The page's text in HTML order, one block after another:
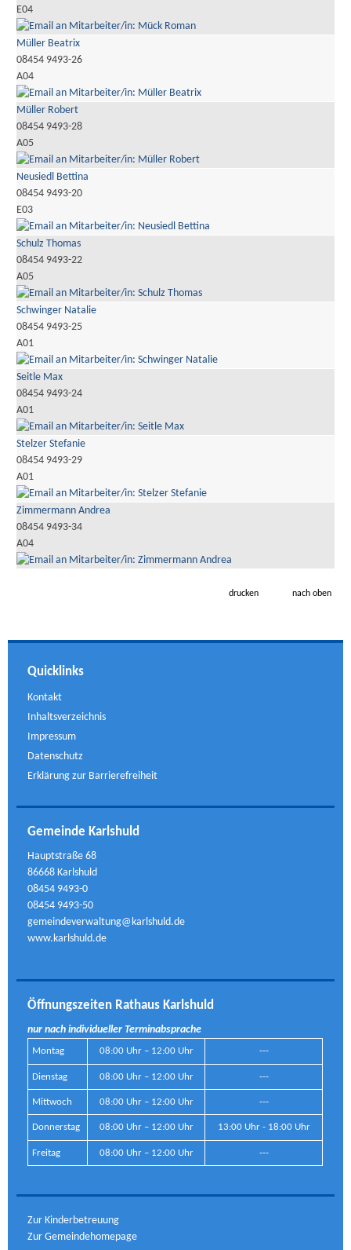
E04
Müller Beatrix
08454 9493-26
A04
Müller Robert
08454 9493-28
A05
Neusiedl Bettina
08454 9493-20
E03
Schulz Thomas
08454 9493-22
A05
Schwinger Natalie
08454 9493-25
A01
Seitle Max
08454 9493-24
A01
Stelzer Stefanie
08454 9493-29
A01
Zimmermann Andrea
08454 9493-34
A04
drucken nach oben
Quicklinks
Kontakt
Inhaltsverzeichnis
Impressum
Datenschutz
Erklärung zur Barrierefreiheit
Gemeinde Karlshuld
Hauptstraße 68
86668 Karlshuld
08454 9493-0
08454 9493-50
gemeindeverwaltung@karlshuld.de
www.karlshuld.de
Öffnungszeiten Rathaus Karlshuld
nur nach individueller Terminabsprache
Montag 08:00 Uhr – 12:00 Uhr ---
Dienstag 08:00 Uhr – 12:00 Uhr ---
Mittwoch 08:00 Uhr – 12:00 Uhr ---
Donnerstag 08:00 Uhr – 12:00 Uhr 13:00 Uhr - 18:00 Uhr
Freitag 08:00 Uhr – 12:00 Uhr ---
Zur Kinderbetreuung
Zur Gemeindehomepage